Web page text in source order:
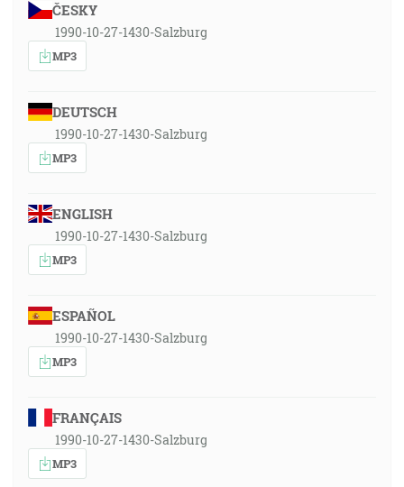
ČESKY
1990-10-27-1430-Salzburg
MP3
DEUTSCH
1990-10-27-1430-Salzburg
MP3
ENGLISH
1990-10-27-1430-Salzburg
MP3
ESPAÑOL
1990-10-27-1430-Salzburg
MP3
FRANÇAIS
1990-10-27-1430-Salzburg
MP3